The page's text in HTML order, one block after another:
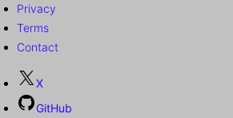
Privacy
Terms
Contact
X
GitHub